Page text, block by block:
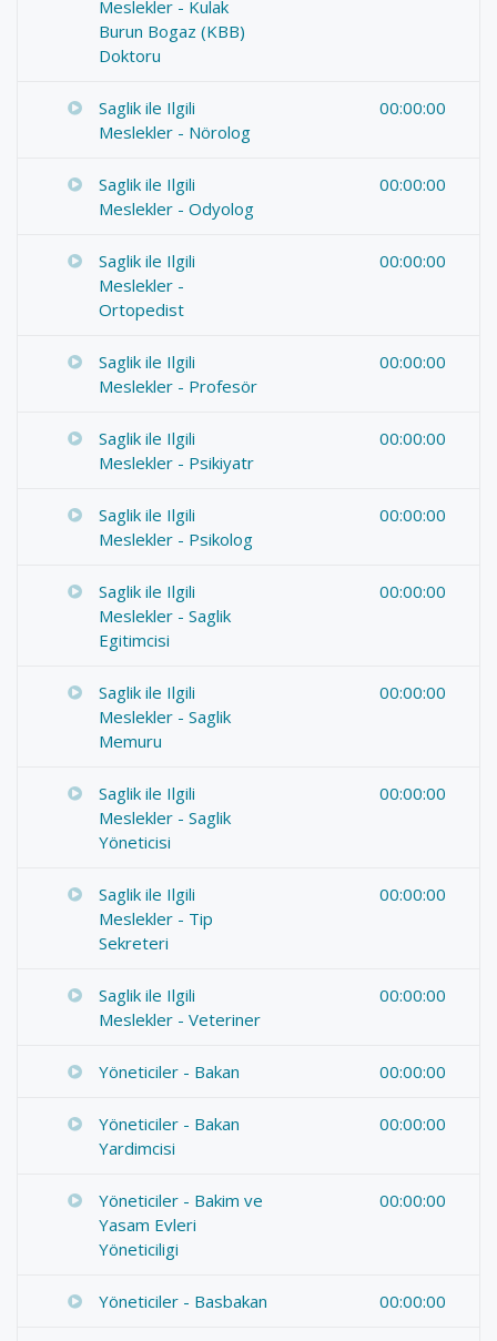
Meslekler - Kulak
Burun Bogaz (KBB)
Doktoru
Saglik ile Ilgili
Meslekler - Nörolog
00:00:00
Saglik ile Ilgili
Meslekler - Odyolog
00:00:00
Saglik ile Ilgili
Meslekler -
Ortopedist
00:00:00
Saglik ile Ilgili
Meslekler - Profesör
00:00:00
Saglik ile Ilgili
Meslekler - Psikiyatr
00:00:00
Saglik ile Ilgili
Meslekler - Psikolog
00:00:00
Saglik ile Ilgili
Meslekler - Saglik
Egitimcisi
00:00:00
Saglik ile Ilgili
Meslekler - Saglik
Memuru
00:00:00
Saglik ile Ilgili
Meslekler - Saglik
Yöneticisi
00:00:00
Saglik ile Ilgili
Meslekler - Tip
Sekreteri
00:00:00
Saglik ile Ilgili
Meslekler - Veteriner
00:00:00
Yöneticiler - Bakan 00:00:00
Yöneticiler - Bakan
Yardimcisi
00:00:00
Yöneticiler - Bakim ve
Yasam Evleri
Yöneticiligi
00:00:00
Yöneticiler - Basbakan 00:00:00